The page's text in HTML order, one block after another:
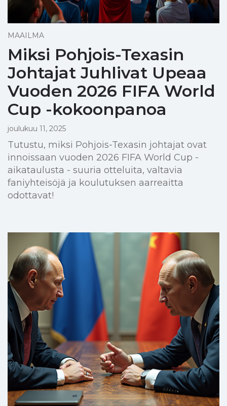
MAAILMA
Miksi Pohjois-Texasin
Johtajat Juhlivat Upeaa
Vuoden 2026 FIFA World
Cup -kokoonpanoa
joulukuu 11, 2025
Tutustu, miksi Pohjois-Texasin johtajat ovat
innoissaan vuoden 2026 FIFA World Cup -
aikataulusta - suuria otteluita, valtavia
faniyhteisöjä ja koulutuksen aarreaitta
odottavat!